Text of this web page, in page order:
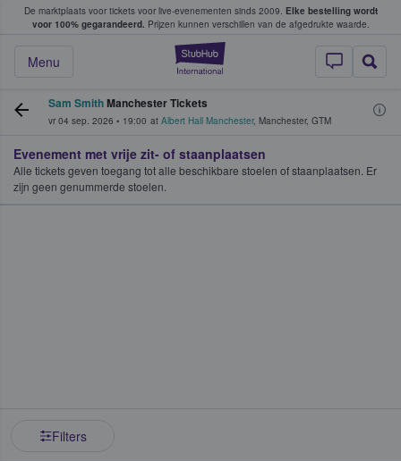
De marktplaats voor tickets voor live-evenementen sinds 2009. Elke bestelling wordt
voor 100% gegarandeerd. Prijzen kunnen verschillen van de afgedrukte waarde.
StubHub: waar
Menu
tickets kopen en verkopen
Sam SmithManchester Tickets
vr 04 sep. 2026 • 19:00 at Albert Hall Manchester, Manchester, GTM
Evenement met vrije zit- of staanplaatsen
Alle tickets geven toegang tot alle beschikbare stoelen of staanplaatsen. Er
zijn geen genummerde stoelen.
Filters